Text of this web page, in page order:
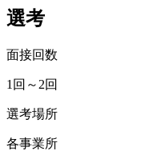
選考
面接回数
1回～2回
選考場所
各事業所